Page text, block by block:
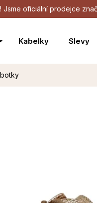
Jsme oficiální prodejce
Kabelky Slevy